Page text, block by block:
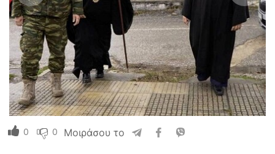
0 0 Μοιράσου το